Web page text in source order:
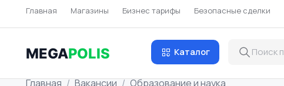
Главная Магазины Бизнес тарифы Безопасные сделки
MEGAPOLIS Каталог
Главная Вакансии Образование и наука